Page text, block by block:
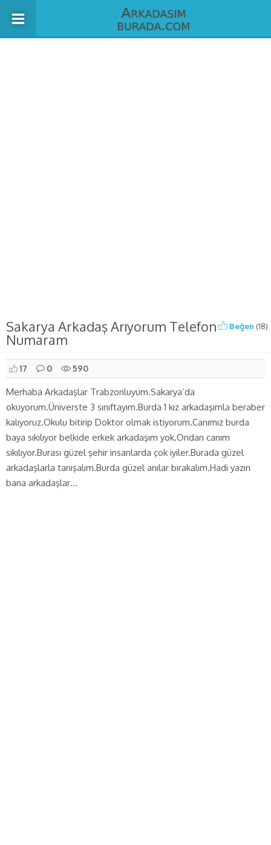
Sakarya Arkadaş Arıyorum Telefon
Numaram
Beğen (18)
17 0 590
Merhaba Arkadaşlar Trabzonluyum.Sakarya’da
okuyorum.Üniverste 3 sınıftayım.Burda 1 kız arkadaşımla beraber
kalıyoruz.Okulu bitirip Doktor olmak istiyorum.Canımız burda
baya sıkılıyor belkide erkek arkadaşım yok.Ondan canım
sıkılıyor.Burası güzel şehir insanlarda çok iyiler.Burada güzel
arkadaşlarla tanışalım.Burda güzel anılar bırakalım.Hadi yazın
bana arkadaşlar…